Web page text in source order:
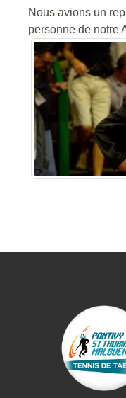
Nous avions un
personne de notre